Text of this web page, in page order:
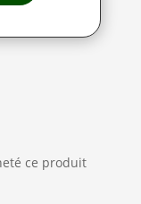
ce produit